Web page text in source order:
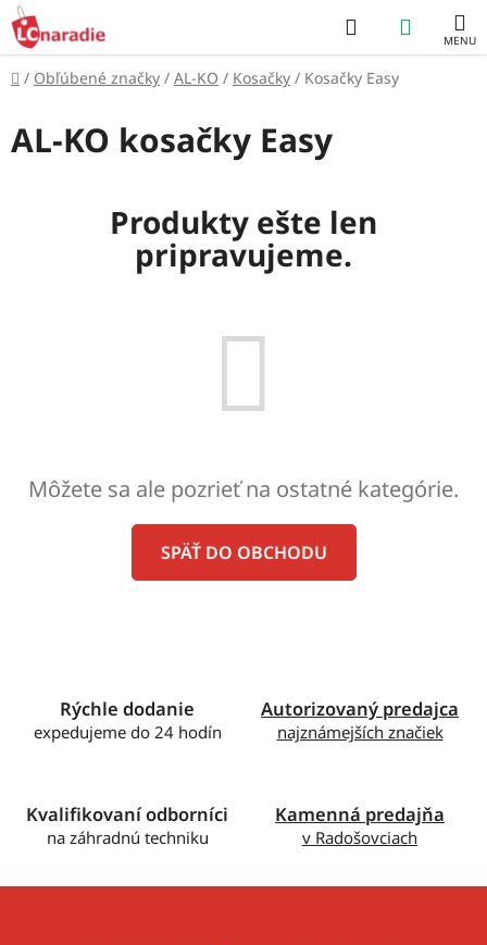
Prejsť
na
obsah
Hľadať
KOŠÍK
Domov
/ Obľúbené značky / AL-KO / Kosačky / Kosačky Easy
AL-KO kosačky Easy
Produkty ešte len
pripravujeme.
Môžete sa ale pozrieť na ostatné kategórie.
SPÄŤ DO OBCHODU
Rýchle dodanie
expedujeme do 24 hodín
Autorizovaný predajca
najznámejších značiek
Kvalifikovaní odborníci
na záhradnú techniku
Kamenná predajňa
v Radošovciach